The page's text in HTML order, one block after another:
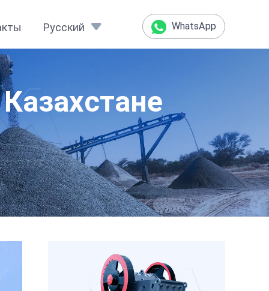
WhatsApp
Русский